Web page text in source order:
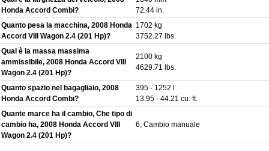
Honda Accord Combi?
72.44 in.
Quanto pesa la macchina, 2008 Honda
Accord VIII Wagon 2.4 (201 Hp)?
1702 kg
3752.27 lbs.
Qual è la massa massima
ammissibile, 2008 Honda Accord VIII
Wagon 2.4 (201 Hp)?
2100 kg
4629.71 lbs.
Quanto spazio nel bagagliaio, 2008
Honda Accord Combi?
395 - 1252 l
13.95 - 44.21 cu. ft.
Quante marce ha il cambio, Che tipo di
cambio ha, 2008 Honda Accord VIII
Wagon 2.4 (201 Hp)?
6, Cambio manuale